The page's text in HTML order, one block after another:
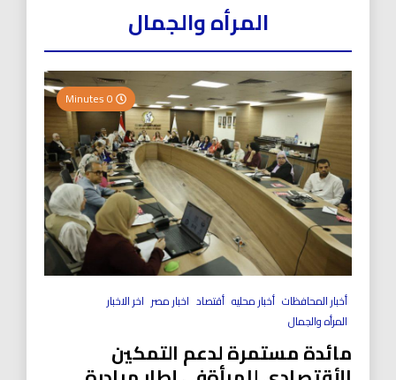
المرأه والجمال
أخبار المحافظات أخبار محليه أقتصاد اخبار مصر اخر الاخبار
المرأه والجمال
مائدة مستمرة لدعم التمكين